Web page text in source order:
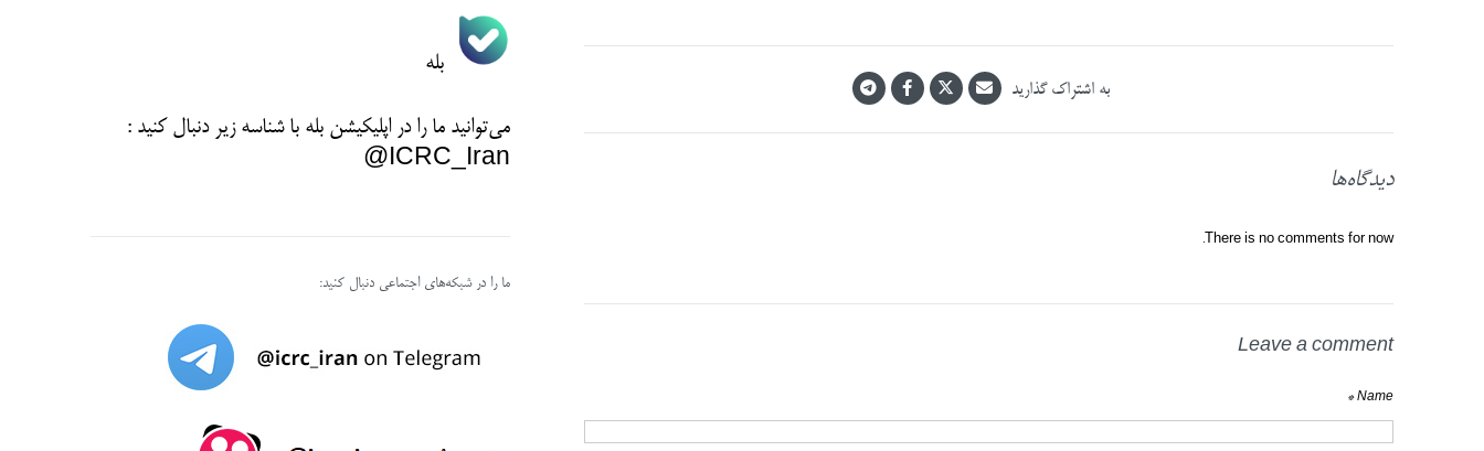
به اشتراک گذارید
دیدگاه‌ها
There is no comments for now.
Leave a comment
Name *
بله
می‌توانید ما را در اپلیکیشن بله با شناسه زیردنبال کنید :
ICRC_Iran@
ما را در شبکه‌های اجتماعی دنبال کنید: